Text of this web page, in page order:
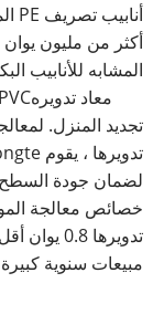
أكثر من مليون
المشابه للأنابيب
معاد تدويرهPVC أنبوب
تجديد المنزل.
لضمان جودة
تدويرها
مبيعات سنوية